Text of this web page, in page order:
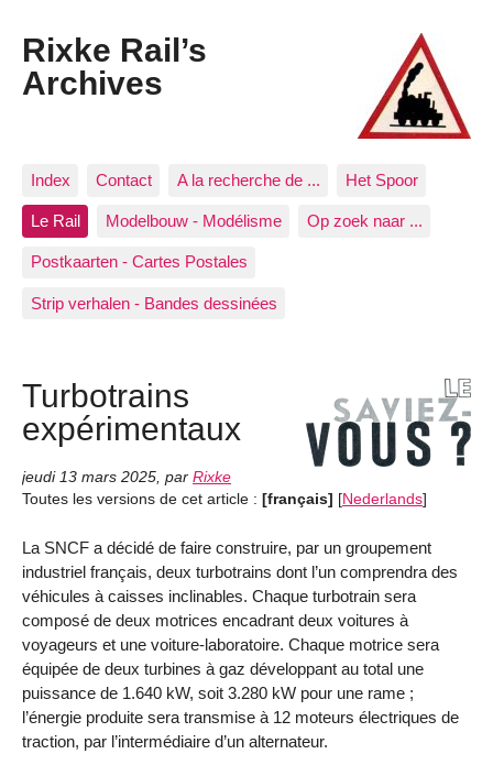
Rixke Rail’s
Archives
Index Contact A la recherche de ... Het Spoor
Le Rail Modelbouw - Modélisme Op zoek naar ...
Postkaarten - Cartes Postales
Strip verhalen - Bandes dessinées
Turbotrains
expérimentaux
jeudi 13 mars 2025, par Rixke
Toutes les versions de cet article : [français] [Nederlands]
La SNCF a décidé de faire construire, par un groupement
industriel français, deux turbotrains dont l’un comprendra des
véhicules à caisses inclinables. Chaque turbotrain sera
composé de deux motrices encadrant deux voitures à
voyageurs et une voiture-laboratoire. Chaque motrice sera
équipée de deux turbines à gaz développant au total une
puissance de 1.640 kW, soit 3.280 kW pour une rame ;
l’énergie produite sera transmise à 12 moteurs électriques de
traction, par l’intermédiaire d’un alternateur.